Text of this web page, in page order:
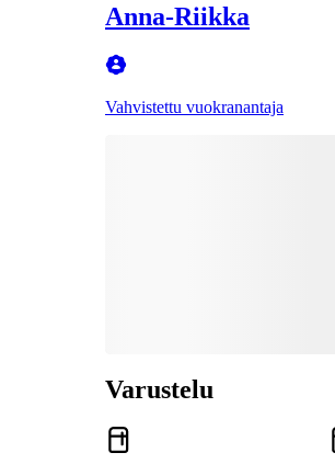
Anna-Riikka
Vahvistettu vuokranantaja
Varustelu